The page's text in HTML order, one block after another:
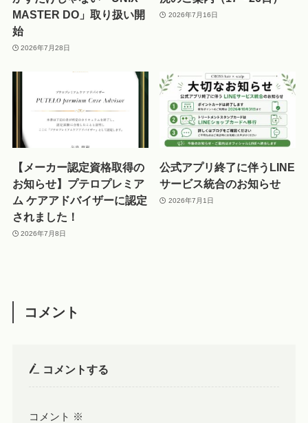
MASTER DO」取り扱い開
始
2026年7月28日
2026年7月16日
【メーカー認定資格取得の
お知らせ】プテロプレミア
ム ケアアドバイザーに認定
されました！
2026年7月8日
公式アプリ終了に伴うLINE
サービス統合のお知らせ
2026年7月1日
コメント
コメントする
コメント ※